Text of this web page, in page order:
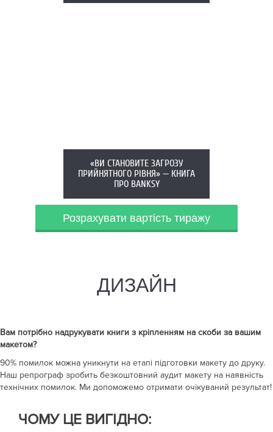
«ВИ СТАНОВИТЕ ЗАГРОЗУ
ПРИЙНЯТНОГО РІВНЯ» — КНИГА
ПРО BANKSY
Розрахувати вартість тиражу
ДИЗАЙН
Вам потрібно надрукувати книги з кріпленням на скоби за вашим
макетом?
90% помилок можна уникнути на етапі підготовки макету до друку.
Наш репрограф зробить безкоштовний аудит макету на наявність
технічних помилок. Ми допоможемо отримати очікуваний результат!
ЧОМУ ЦЕ ВИГІДНО: